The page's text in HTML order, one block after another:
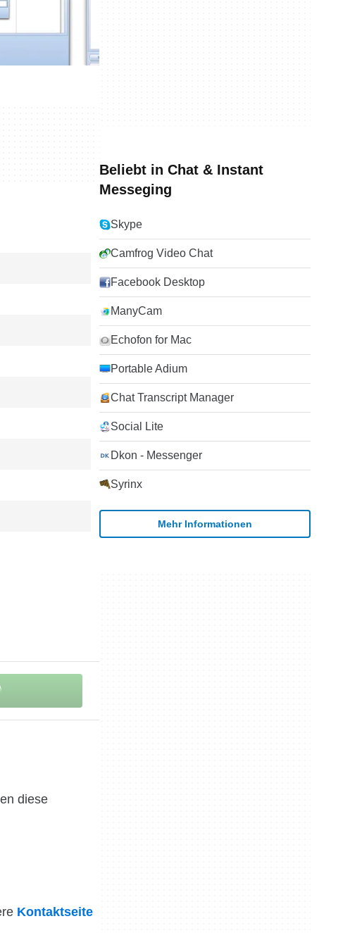
diese
Kontaktseite
Beliebt in Chat & Instant
Messeging
Skype
Camfrog Video Chat
Facebook Desktop
ManyCam
Echofon for Mac
Portable Adium
Chat Transcript Manager
Social Lite
Dkon - Messenger
Syrinx
Mehr Informationen